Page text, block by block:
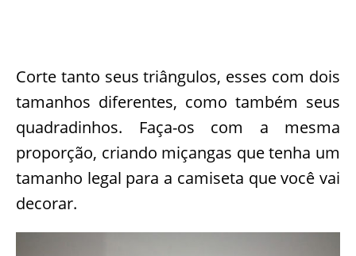
Corte tanto seus triângulos, esses com dois
tamanhos diferentes, como também seus
quadradinhos. Faça-os com a mesma
proporção, criando miçangas que tenha um
tamanho legal para a camiseta que você vai
decorar.